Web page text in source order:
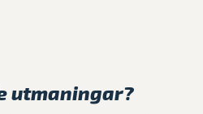
utmaningar?